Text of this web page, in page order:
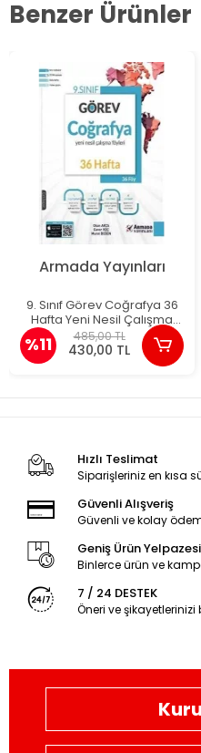
Benzer Ürünler
Armada Yayınları
9. Sınıf Görev Coğrafya 36
Hafta Yeni Nesil Çalışma
Föyleri
%11 485,00 TL
430,00 TL
Hızlı Teslimat
Siparişleriniz en kısa
Güvenli Alışveriş
Güvenli ve kolay
Geniş Ürün Yelpazesi
Binlerce ürün ve
7 / 24 DESTEK
Öneri ve şikayetlerinizi